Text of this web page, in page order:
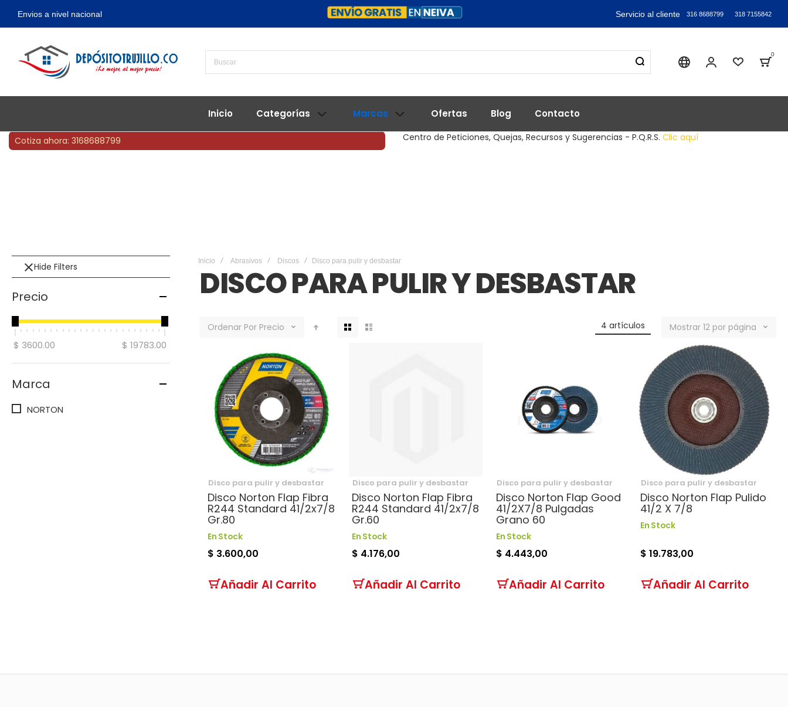
Envios a nivel nacional Servicio al cliente 316 8688799 318 7155842
Sika industry
Mi Cuenta
Lista de
0
Inicio Categorías Marcas Ofertas Blog Contacto
Cotiza ahora: 3168688799 Centro de Peticiones, Quejas, Recursos y Sugerencias - P.Q.R.S. Clic aquí
Inicio Abrasivos Discos Disco para pulir y desbastar
DISCO PARA PULIR Y DESBASTAR
Ordenar Por Precio
Ver
como
4 artículos Mostrar 12 por página
Disco para pulir y desbastar
Disco Norton Flap Fibra
R244 Standard 41/2x7/8
Gr.80
En Stock
$ 3.600,00
Añadir Al Carrito
Disco para pulir y desbastar
Disco Norton Flap Fibra
R244 Standard 41/2x7/8
Gr.60
En Stock
$ 4.176,00
Añadir Al Carrito
Disco para pulir y desbastar
Disco Norton Flap Good
41/2X7/8 Pulgadas
Grano 60
En Stock
$ 4.443,00
Añadir Al Carrito
Disco para pulir y desbastar
Disco Norton Flap Pulido
41/2 X 7/8
En Stock
$ 19.783,00
Añadir Al Carrito
Hide Filters
Precio
$ 3600.00 $ 19783.00
Marca
NORTON